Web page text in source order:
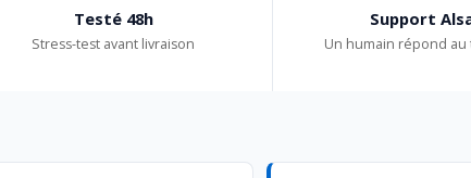
Testé 48h
Stress-test avant livraison
Support
Un humain répond